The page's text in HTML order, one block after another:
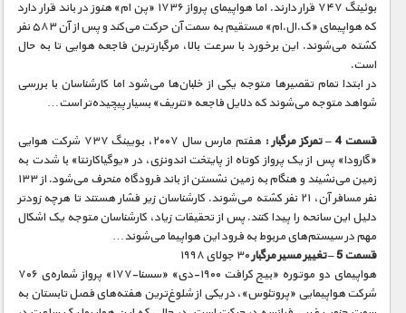
بوئینگ ۷۴۷ قرار دارند. اما هواپیمای پرواز ۱۷۳۶ «پن ام» هنوز در باند قرار دارد
که هواپیمای «ک.ال.ام» مستقیم به سمت آن حرکت می‌کند و پس از آن ۵۸۳ نفر
کشته می‌شوند. این برخورد با سرعت بالا، مرگبارترین فاجعه هوایی تا به حال
است.
در ابتدا تمام تقصیرها متوجه یکی از خلبان‌ها می‌شود اما کارشناسان با بررسی
شواهد متوجه می‌شوند که دلایل فاجعه «تنریف» بسیار پیچیده‌تر است…
قسمت 4 – تمرکز مرگبار :
هفتم مارس سال ۲۰۰۷، بویینگ ۷۳۷ شرکت هوایی
«گارودا» پس از یک پرواز کوتاه از پایتخت اندونزی، در «یوگیاکارنتا» با شدت به
زمین می‌نشیند و هنگام به زمین نشستن از باند فرودگاه منحرف می‌شود. از ۱۳۳
نفر مسافر آن، ۲۱ نفر کشته می‌شوند. کارشناسان زیر فشار هستند تا هرچه زودتر
دلیل این سانحه را پیدا کنند. پس از تحقیقات زیاد، کارشناسان متوجه یک اشکال
مهم در سیستم‌های مربوط به فرود این هواپیما می‌شوند…
قسمت 5 – تغییر مسیر مرگبار
۳۰ جولای ۱۹۹۸
هواپیمای دو موتوره «بیج کرافت ۱۹۰۰-دی» «سسنا-۱۷۷» پرواز شماره‌ی ۷۰۶
شرکت هواپیمایی «پروتئوس»، در یکی از شلوغ‌ترین هفته‌های فصل تابستان به